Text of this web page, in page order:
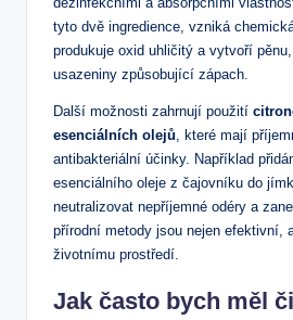
tyto dvě ingredience, vzniká
produkuje oxid uhličitý a vytvoří
usazeniny způsobující zápach.
Další možnosti zahrnují použití
esenciálních olejů, které mají
antibakteriální účinky. Například
esenciálního oleje z čajovníku do
neutralizovat nepříjemné odéry a
přírodní metody jsou nejen efektivní,
životnímu prostředí.
Jak často bych měl